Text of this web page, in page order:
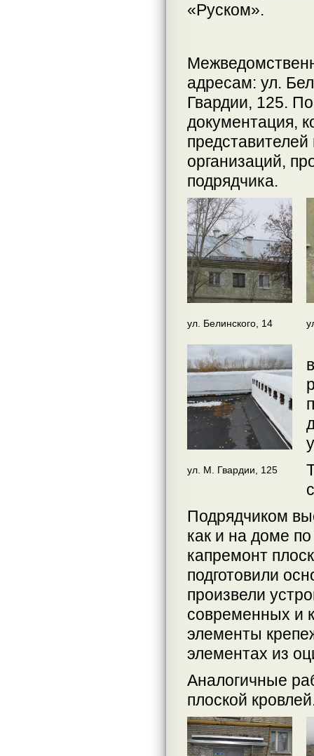
«Руском».
адресам: ул.
Гвардии, 125.
документация,
организаций,
подрядчика.
ул. Белинского, 14
ул. М. Гвардии, 125
Подрядчиком
как и на доме
капремонт
подготовили
произвели
современных и
элементы
элементах из
Аналогичные
плоской